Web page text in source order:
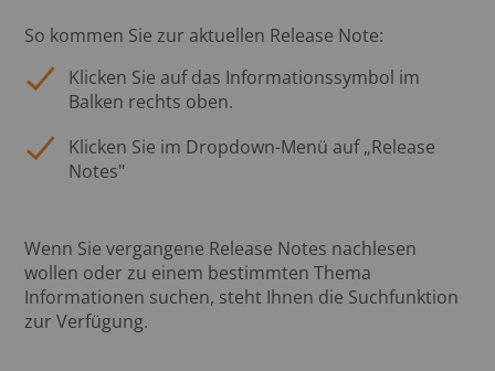
So kommen Sie zur aktuellen Release Note:
Klicken Sie auf das Informationssymbol im
Balken rechts oben.
Klicken Sie im Dropdown-Menü auf „Release
Notes"
Wenn Sie vergangene Release Notes nachlesen
wollen oder zu einem bestimmten Thema
Informationen suchen, steht Ihnen die Suchfunktion
zur Verfügung.